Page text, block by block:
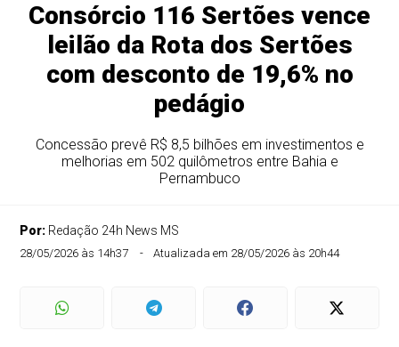
Consórcio 116 Sertões vence
leilão da Rota dos Sertões
com desconto de 19,6% no
pedágio
Concessão prevê R$ 8,5 bilhões em investimentos e
melhorias em 502 quilômetros entre Bahia e
Pernambuco
Por: Redação 24h News MS
28/05/2026 às 14h37 Atualizada em 28/05/2026 às 20h44